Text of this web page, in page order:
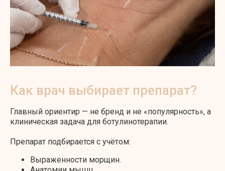
Как врач выбирает препарат?
Главный ориентир — не бренд и не «популярность», а
клиническая задача для ботулинотерапии.
Препарат подбирается с учётом:
Выраженности морщин.